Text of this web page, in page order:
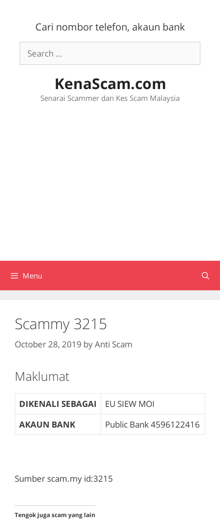
Cari nombor telefon, akaun bank
Search
for:
KenaScam.com
Senarai Scammer dan Kes Scam Malaysia
Menu
Scammy 3215
October 28, 2019 byAnti Scam
Maklumat
DIKENALI SEBAGAI
EU SIEW MOI
AKAUN BANK
Public Bank 4596122416
Sumber scam.my id:3215
Tengok juga scam yang lain